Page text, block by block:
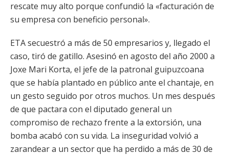
rescate muy alto porque confundió la «facturación de
su empresa con beneficio personal».
ETA secuestró a más de 50 empresarios y, llegado el
caso, tiró de gatillo. Asesinó en agosto del año 2000 a
Joxe Mari Korta, el jefe de la patronal guipuzcoana
que se había plantado en público ante el chantaje, en
un gesto seguido por otros muchos. Un mes después
de que pactara con el diputado general un
compromiso de rechazo frente a la extorsión, una
bomba acabó con su vida. La inseguridad volvió a
zarandear a un sector que ha perdido a más de 30 de